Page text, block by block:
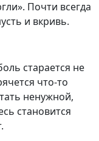
Почти всегда
и вкривь.
старается не
что-то
ненужной,
становится